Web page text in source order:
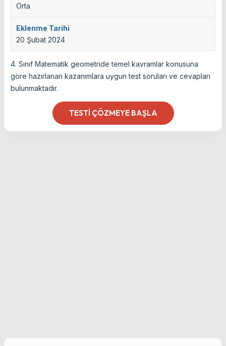
Orta
Eklenme Tarihi
20 Şubat 2024
4. Sınıf Matematik geometride temel kavramlar konusuna
göre hazırlanan kazanımlara uygun test soruları ve cevapları
bulunmaktadır.
TESTI ÇÖZMEYE BAŞLA